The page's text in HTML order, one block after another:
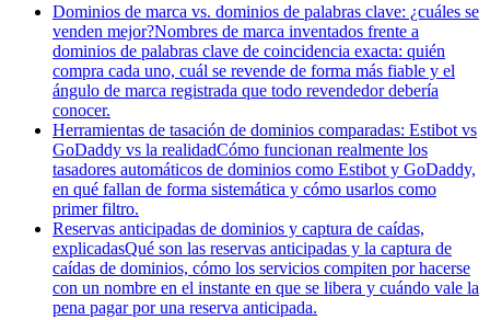
Dominios de marca vs. dominios de palabras clave: ¿cuáles se
venden mejor?Nombres de marca inventados frente a
dominios de palabras clave de coincidencia exacta: quién
compra cada uno, cuál se revende de forma más fiable y el
ángulo de marca registrada que todo revendedor debería
conocer.
Herramientas de tasación de dominios comparadas: Estibot vs
GoDaddy vs la realidadCómo funcionan realmente los
tasadores automáticos de dominios como Estibot y GoDaddy,
en qué fallan de forma sistemática y cómo usarlos como
primer filtro.
Reservas anticipadas de dominios y captura de caídas,
explicadasQué son las reservas anticipadas y la captura de
caídas de dominios, cómo los servicios compiten por hacerse
con un nombre en el instante en que se libera y cuándo vale la
pena pagar por una reserva anticipada.